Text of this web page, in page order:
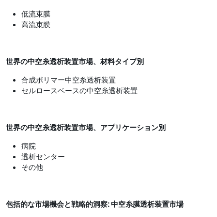
低流束膜
高流束膜
世界の中空糸透析装置市場、材料タイプ別
合成ポリマー中空糸透析装置
セルロースベースの中空糸透析装置
世界の中空糸透析装置市場、アプリケーション別
病院
透析センター
その他
包括的な市場機会と戦略的洞察: 中空糸膜透析装置市場